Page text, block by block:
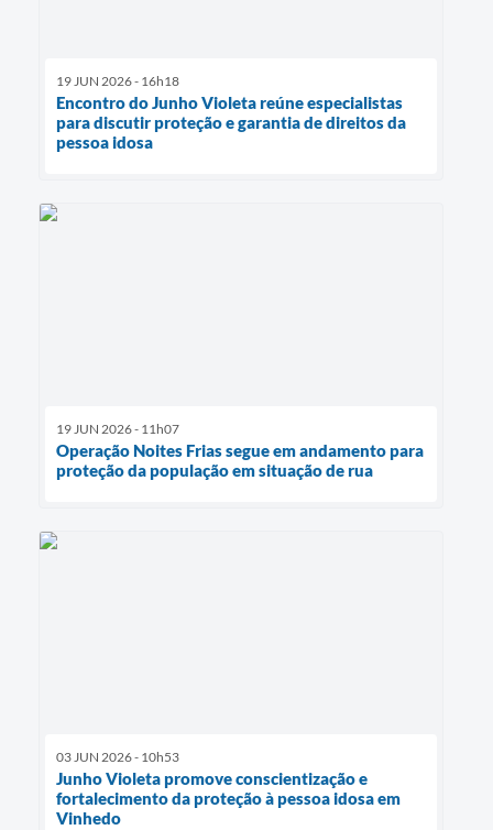
19 JUN 2026 - 16h18
Encontro do Junho Violeta reúne especialistas
para discutir proteção e garantia de direitos da
pessoa idosa
19 JUN 2026 - 11h07
Operação Noites Frias segue em andamento para
proteção da população em situação de rua
03 JUN 2026 - 10h53
Junho Violeta promove conscientização e
fortalecimento da proteção à pessoa idosa em
Vinhedo